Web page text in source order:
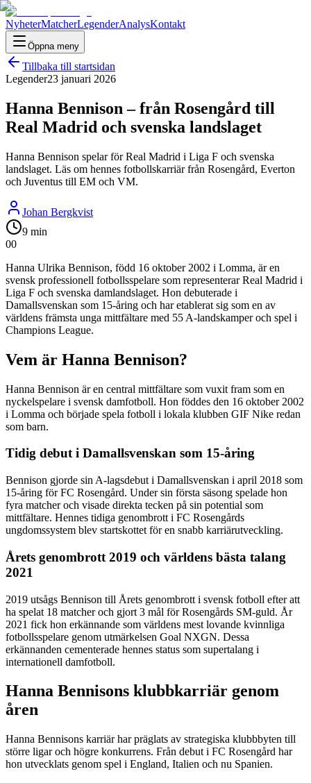
NyheterMatcherLegenderAnalysKontakt
Öppna meny
Tillbaka till startsidan
Legender23 januari 2026
Hanna Bennison – från Rosengård till
Real Madrid och svenska landslaget
Hanna Bennison spelar för Real Madrid i Liga F och svenska
landslaget. Läs om hennes fotbollskarriär från Rosengård, Everton
och Juventus till EM och VM.
Johan Bergkvist
9 min
00
Hanna Ulrika Bennison, född 16 oktober 2002 i Lomma, är en
svensk professionell fotbollsspelare som representerar Real Madrid i
Liga F och svenska damlandslaget. Hon debuterade i
Damallsvenskan som 15-åring och har etablerat sig som en av
världens främsta unga mittfältare med 55 A-landskamper och spel i
Champions League.
Vem är Hanna Bennison?
Hanna Bennison är en central mittfältare som vuxit fram som en
nyckelspelare i svensk damfotboll. Hon föddes den 16 oktober 2002
i Lomma och började spela fotboll i lokala klubben GIF Nike redan
som barn.
Tidig debut i Damallsvenskan som 15-åring
Bennison gjorde sin A-lagsdebut i Damallsvenskan i april 2018 som
15-åring för FC Rosengård. Under sin första säsong spelade hon
fyra matcher och visade direkta tecken på sin potential som
mittfältare. Hennes tidiga genombrott i FC Rosengårds
ungdomssystem blev startskottet för en snabb karriärutveckling.
Årets genombrott 2019 och världens bästa talang
2021
2019 utsågs Bennison till Årets genombrott i svensk fotboll efter att
ha spelat 18 matcher och gjort 3 mål för Rosengårds SM-guld. År
2021 fick hon erkännande som världens mest lovande kvinnliga
fotbollsspelare genom utmärkelsen Goal NXGN. Dessa
erkännanden cementerade hennes status som supertalang i
internationell damfotboll.
Hanna Bennisons klubbkarriär genom
åren
Hanna Bennisons karriär har präglats av strategiska klubbbyten till
större ligar och högre konkurrens. Från debut i FC Rosengård har
hon utvecklats genom spel i England, Italien och nu Spanien.